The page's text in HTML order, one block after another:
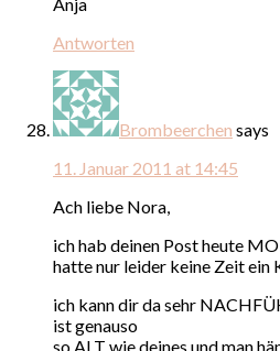
Antworten
Brombeerchen says
11. Januar 2011 at 14:45
Ach liebe Nora,
ich hab deinen Post heute
hatte nur leider keine Zeit ein
ich kann dir da sehr
ist genauso
so ALT wie deines und man